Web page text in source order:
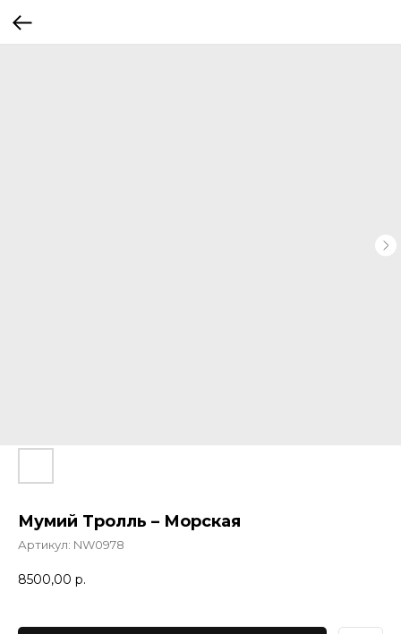
Мумий Тролль – Морская
Артикул: NW0978
8500,00 р.